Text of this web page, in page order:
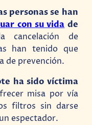
personas se han
con su vida de
de
han tenido que
de prevención.
ha sido víctima
misa por vía
filtros sin darse
espectador.